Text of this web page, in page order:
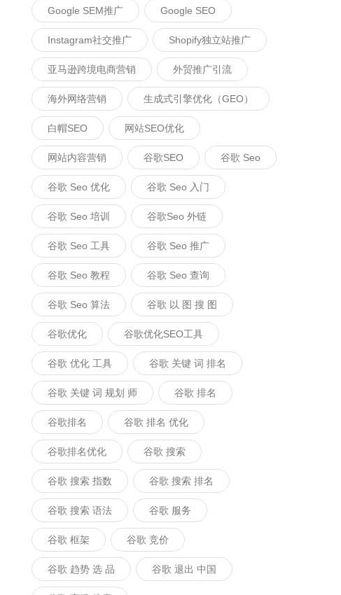
Google SEM推广 Google SEO
Instagram社交推广 Shopify独立站推广
亚马逊跨境电商营销 外贸推广引流
海外网络营销 生成式引擎优化（GEO）
白帽SEO 网站SEO优化
网站内容营销 谷歌SEO 谷歌 Seo
谷歌 Seo 优化 谷歌 Seo 入门
谷歌 Seo 培训 谷歌seo 外链
谷歌 Seo 工具 谷歌 Seo 推广
谷歌 Seo 教程 谷歌 Seo 查询
谷歌 Seo 算法 谷歌 以 图 搜 图
谷歌优化 谷歌优化SEO工具
谷歌 优化 工具 谷歌 关键 词 排名
谷歌 关键 词 规划 师 谷歌 排名
谷歌排名 谷歌 排名 优化
谷歌排名优化 谷歌 搜索
谷歌 搜索 指数 谷歌 搜索 排名
谷歌 搜索 语法 谷歌 服务
谷歌 框架 谷歌 竞价
谷歌 趋势 选 品 谷歌 退出 中国